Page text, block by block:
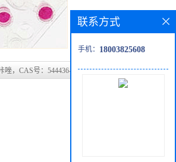
唑，CAS号：544436-46-6科研现货产品
联系方式
手机： 18003825608